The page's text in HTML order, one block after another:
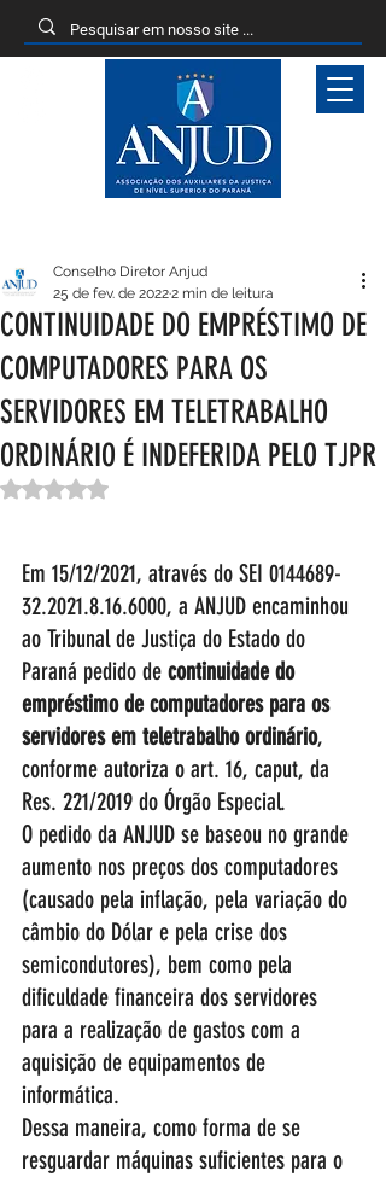
CONTINUIDADE DO EMPRÉSTIMO DE
COMPUTADORES PARA OS
SERVIDORES EM TELETRABALHO
ORDINÁRIO É INDEFERIDA PELO TJPR
Conselho Diretor Anjud
25 de fev. de 20222 min de leitura
Avaliado com NaN de 5 estrelas.
Em 15/12/2021, através do SEI 0144689-
32.2021.8.16.6000, a ANJUD encaminhou
ao Tribunal de Justiça do Estado do
Paraná pedido de continuidade do
empréstimo de computadores para os
servidores em teletrabalho ordinário,
conforme autoriza o art. 16, caput, da
Res. 221/2019 do Órgão Especial.
O pedido da ANJUD se baseou no grande
aumento nos preços dos computadores
(causado pela inflação, pela variação do
câmbio do Dólar e pela crise dos
semicondutores), bem como pela
dificuldade financeira dos servidores
para a realização de gastos com a
aquisição de equipamentos de
informática.
Dessa maneira, como forma de se
resguardar máquinas suficientes para o